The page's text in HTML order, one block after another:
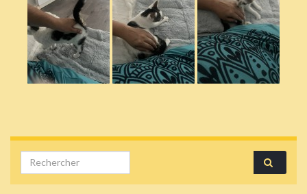
Search for: